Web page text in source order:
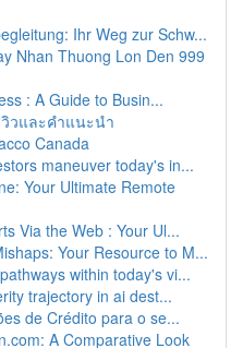
Ihr Weg zur Schw...
Nhan Thuong Lon Den 999
: A Guide to Busin...
วและคำแนะนำ
Canada
maneuver today's in...
Your Ultimate Remote
Via the Web : Your Ul...
Your Resource to M...
within today's vi...
trajectory in ai dest...
de Crédito para o se...
A Comparative Look